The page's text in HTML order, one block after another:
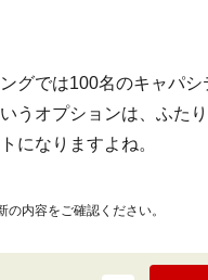
グでは100名のキャパ
うオプションは、ふた
になりますよね。
内容をご確認ください。